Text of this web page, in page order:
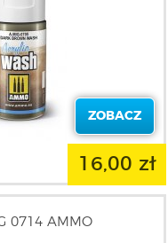
ZOBACZ
16,00 zł
0714 AMMO